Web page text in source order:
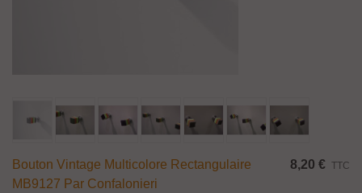
Bouton Vintage Multicolore Rectangulaire
MB9127 Par Confalonieri
8,20 € TTC